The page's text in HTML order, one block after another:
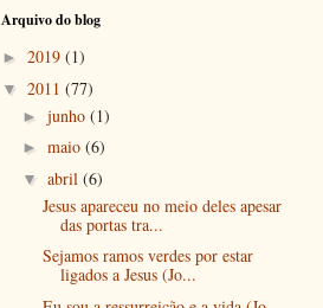
Arquivo do blog
► 2019 (1)
▼ 2011 (77)
► junho (1)
► maio (6)
▼ abril (6)
Jesus apareceu no meio deles apesar
das portas tra...
Sejamos ramos verdes por estar
ligados a Jesus (Jo...